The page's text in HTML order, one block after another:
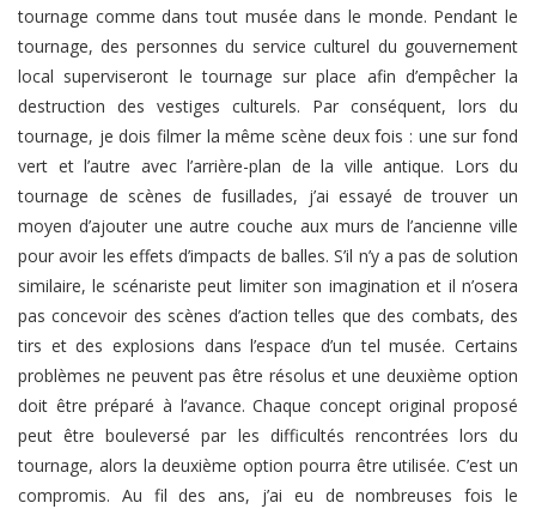
tournage comme dans tout musée dans le monde. Pendant le
tournage, des personnes du service culturel du gouvernement
local superviseront le tournage sur place afin d’empêcher la
destruction des vestiges culturels. Par conséquent, lors du
tournage, je dois filmer la même scène deux fois : une sur fond
vert et l’autre avec l’arrière-plan de la ville antique. Lors du
tournage de scènes de fusillades, j’ai essayé de trouver un
moyen d’ajouter une autre couche aux murs de l’ancienne ville
pour avoir les effets d’impacts de balles. S’il n’y a pas de solution
similaire, le scénariste peut limiter son imagination et il n’osera
pas concevoir des scènes d’action telles que des combats, des
tirs et des explosions dans l’espace d’un tel musée. Certains
problèmes ne peuvent pas être résolus et une deuxième option
doit être préparé à l’avance. Chaque concept original proposé
peut être bouleversé par les difficultés rencontrées lors du
tournage, alors la deuxième option pourra être utilisée. C’est un
compromis. Au fil des ans, j’ai eu de nombreuses fois le